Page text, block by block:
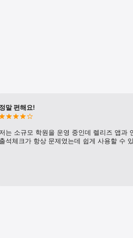
'랠리즈'를
정말 편해요!
저는 소규모 학원을 운영 중인데 렐리즈 앱과
출석체크가 항상 문제였는데 쉽게 사용할 수